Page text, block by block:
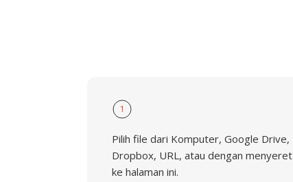
1
Pilih file dari Komputer, Google Drive,
Dropbox, URL, atau dengan menyeret
ke halaman ini.